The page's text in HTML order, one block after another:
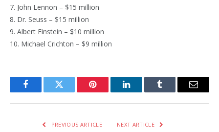
7. John Lennon – $15 million
8. Dr. Seuss – $15 million
9. Albert Einstein – $10 million
10. Michael Crichton – $9 million
FacebookTwitter Pinterest LinkedInTumblr Email
PREVIOUS ARTICLE NEXT ARTICLE